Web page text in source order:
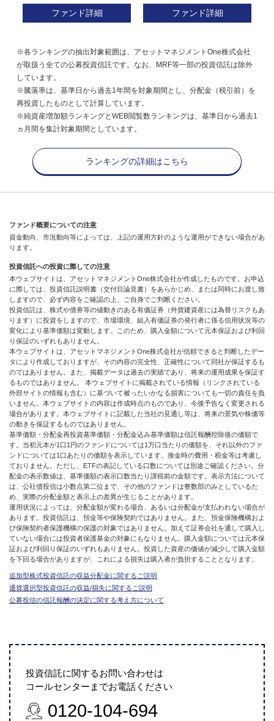
ファンド詳細 ファンド詳細
※各ランキングの抽出対象範囲は、アセットマネジメントOne株式会社
が取扱う全ての公募投資信託です。なお、MRF等一部の投資信託は除外
しています。
※騰落率は、基準日から過去1年間を対象期間とし、分配金（税引前）を
再投資したものとして計算しています。
※純資産増加額ランキングとWEB閲覧数ランキングは、基準日から過去1
ヵ月間を集計対象期間としています。
ランキングの詳細はこちら
ファンド概要についての注意
資金動向、市況動向等によっては、上記の運用方針のような運用ができない場合があ
ります。
投資信託への投資に際しての注意
本ウェブサイトは、アセットマネジメントOne株式会社が作成したものです。お申込
に際しては、投資信託説明書（交付目論見書）をあらかじめ、または同時にお渡し致
しますので、必ず内容をご確認の上、ご自身でご判断ください。
投資信託は、株式や債券等の値動きのある有価証券（外貨建資産には為替リスクもあ
ります）に投資をしますので、市場環境、組入有価証券の発行者に係る信用状況等の
変化により基準価額は変動します。このため、購入金額について元本保証および利回
り保証のいずれもありません。
本ウェブサイトは、アセットマネジメントOne株式会社が信頼できると判断したデー
タにより作成しておりますが、その内容の完全性、正確性について同社が保証するも
のではありません。また、掲載データは過去の実績であり、将来の運用成果を保証す
るものではありません。 本ウェブサイトに掲載されている情報（リンクされている
外部サイトの情報も含む）に基づいて被ったいかなる損害についても一切の責任を負
いません。本ウェブサイトの内容は作成時点のものであり、今後予告なく変更される
場合があります。本ウェブサイトに記載した当社の見通し等は、将来の景気や株価等
の動きを保証するものではありません。
基準価額・分配金再投資基準価額・分配金込み基準価額は信託報酬控除後の価額で
す。当初元本が1口1円のファンドについては1万口当たりの価額を、それ以外のファ
ンドについては1口あたりの価額を表示しています。換金時の費用・税金等は考慮し
ておりません。ただし、ETFの表記している口数については別途ご確認ください。分
配金の表示数値は、基準価額の表示口数当たり課税前の金額です。表示方法について
は、公社債投信は小数点第二位まで、その他のファンドは整数部のみとしているた
め、実際の分配金額と表示上の差異が生じることがあります。
運用状況によっては、分配金額が変わる場合、あるいは分配金が支払われない場合が
あります。投資信託は、預金等や保険契約ではありません。また、預金保険機構およ
び保険契約者保護機構の保護の対象ではありません。加えて証券会社を通して購入し
ていない場合には投資者保護基金の対象にもなりません。購入金額については元本保
証および利回り保証のいずれもありません。投資した資産の価値が減少して購入金額
を下回る場合がありますが、これによる損失は購入者が負担することとなります。
追加型株式投資信託の収益分配金に関するご説明
通貨選択型投資信託の収益/損失に関するご説明
公募投信の信託報酬の決定に関する考え方について
投資信託に関するお問い合わせは
コールセンターまでお電話ください
0120-104-694